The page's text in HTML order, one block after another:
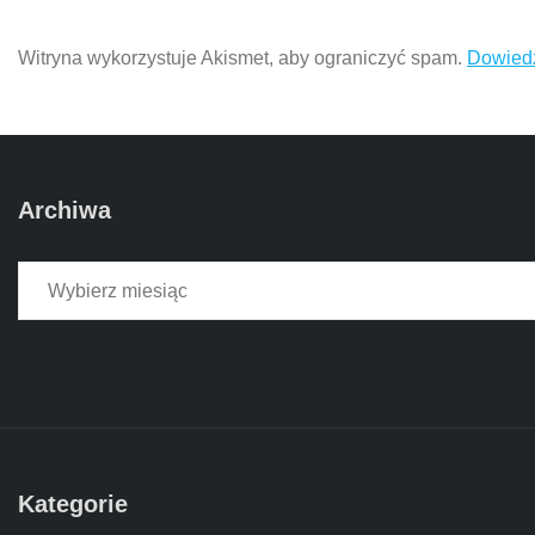
Witryna wykorzystuje Akismet, aby ograniczyć spam.
Archiwa
Kategorie